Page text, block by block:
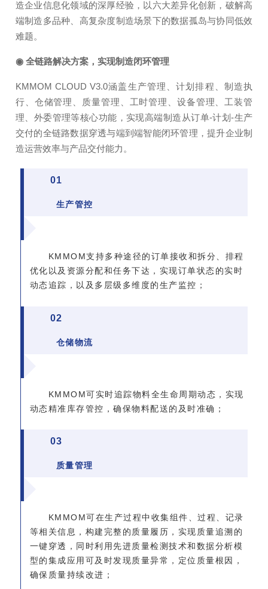
造企业信息化领域的深厚经验，以六大差异化创新，破解高
端制造多品种、高复杂度制造场景下的数据孤岛与协同低效
难题。
◉ 全链路解决方案，实现制造闭环管理
KMMOM CLOUD V3.0涵盖生产管理、计划排程、制造执
行、仓储管理、质量管理、工时管理、设备管理、工装管
理、外委管理等核心功能，实现高端制造从订单-计划-生产
交付的全链路数据穿透与端到端智能闭环管理，提升企业制
造运营效率与产品交付能力。
01
生产管控
KMMOM支持多种途径的订单接收和拆分、排程
优化以及资源分配和任务下达，实现订单状态的实时
动态追踪，以及多层级多维度的生产监控；
02
仓储物流
KMMOM可实时追踪物料全生命周期动态，实现
动态精准库存管控，确保物料配送的及时准确；
03
质量管理
KMMOM可在生产过程中收集组件、过程、记录
等相关信息，构建完整的质量履历，实现质量追溯的
一键穿透，同时利用先进质量检测技术和数据分析模
型的集成应用可及时发现质量异常，定位质量根因，
确保质量持续改进；